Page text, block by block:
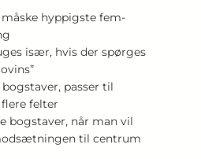
måske hyppigste fem-
især, hvis der spørges
bogstaver, passer til
felter
bogstaver, når man vil
til centrum